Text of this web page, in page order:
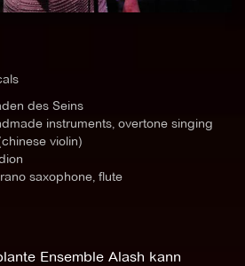
des Seins
instruments, overtone singing
violin)
saxophone, flute
Ensemble Alash kann